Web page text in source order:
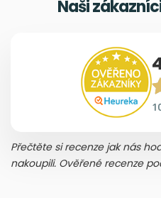
Naši
Přečtěte si recenze jak nás
nakoupili. Ověřené recenze